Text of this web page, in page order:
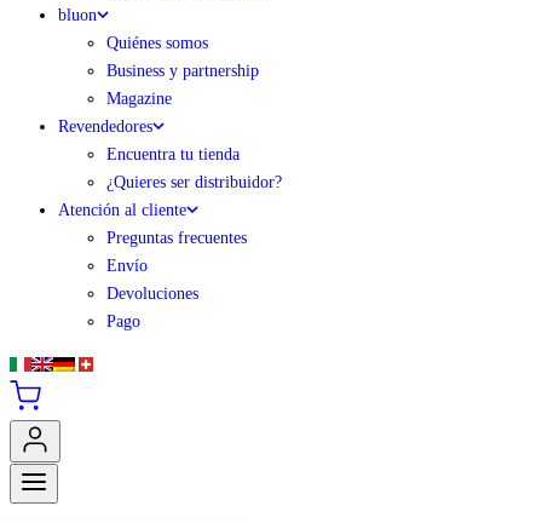
bluon
Quiénes somos
Business y partnership
Magazine
Revendedores
Encuentra tu tienda
¿Quieres ser distribuidor?
Atención al cliente
Preguntas frecuentes
Envío
Devoluciones
Pago